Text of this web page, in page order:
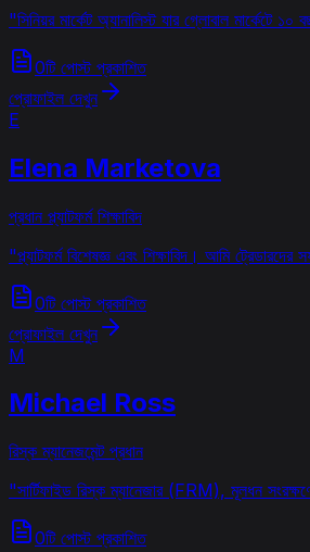
"সিনিয়র মার্কেট অ্যানালিস্ট যার গ্লোবাল মার্কেটে
0টি পোস্ট প্রকাশিত
প্রোফাইল দেখুন
E
Elena Marketova
প্রধান প্ল্যাটফর্ম শিক্ষাবিদ
"প্ল্যাটফর্ম বিশেষজ্ঞ এবং শিক্ষাবিদ। আমি
0টি পোস্ট প্রকাশিত
প্রোফাইল দেখুন
M
Michael Ross
রিস্ক ম্যানেজমেন্ট প্রধান
"সার্টিফাইড রিস্ক ম্যানেজার (FRM), মূলধন
0টি পোস্ট প্রকাশিত